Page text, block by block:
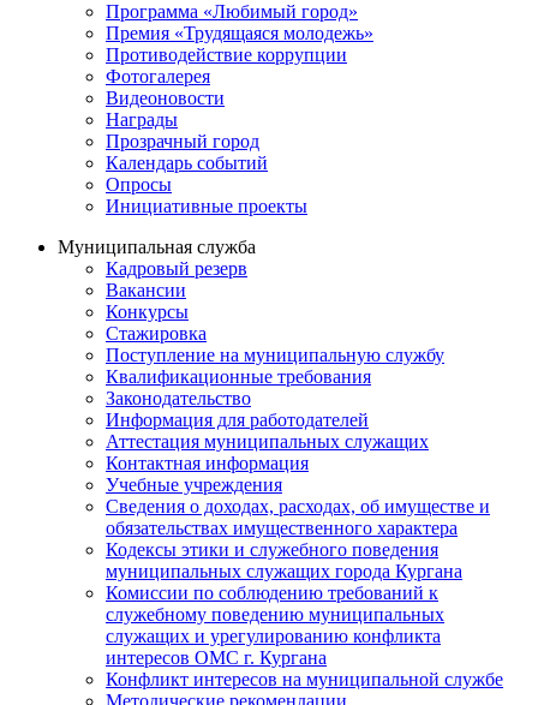
Программа «Любимый город»
Премия «Трудящаяся молодежь»
Противодействие коррупции
Фотогалерея
Видеоновости
Награды
Прозрачный город
Календарь событий
Опросы
Инициативные проекты
Муниципальная служба
Кадровый резерв
Вакансии
Конкурсы
Стажировка
Поступление на муниципальную службу
Квалификационные требования
Законодательство
Информация для работодателей
Аттестация муниципальных служащих
Контактная информация
Учебные учреждения
Сведения о доходах, расходах, об имуществе и
обязательствах имущественного характера
Кодексы этики и служебного поведения
муниципальных служащих города Кургана
Комиссии по соблюдению требований к
служебному поведению муниципальных
служащих и урегулированию конфликта
интересов ОМС г. Кургана
Конфликт интересов на муниципальной службе
Методические рекомендации